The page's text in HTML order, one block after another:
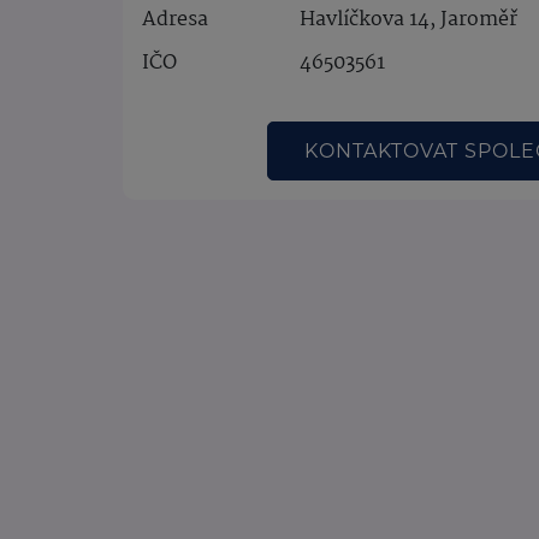
Adresa
Havlíčkova 14, Jaroměř
IČO
46503561
KONTAKTOVAT